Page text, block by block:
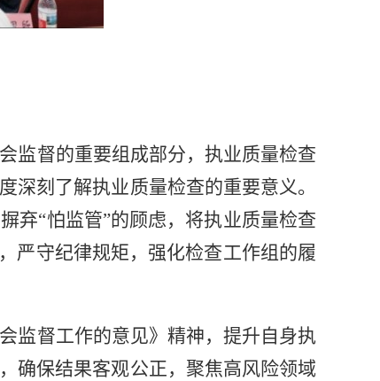
监督的重要组成部分，执业质量检查
深刻 了解执业质量检查的重要意义。
弃“怕监管”的顾虑，将执业质量检查
严守纪律规矩，强化检查工作组的履
监督工作的意见》精神，提升自身执
确保结果客观公正，聚焦高风险领域